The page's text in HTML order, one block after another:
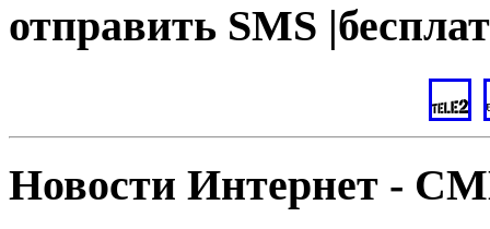
отправить SMS
Новости Интернет -